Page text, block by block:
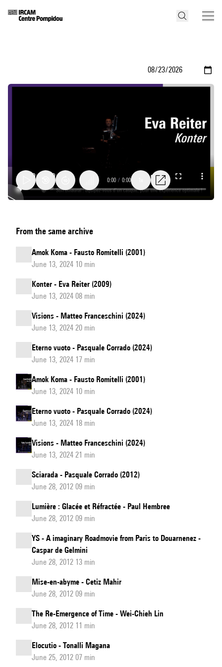
0:00 / 0:00
From the same archive
Amok Koma - Fausto Romitelli (2001)
June 13, 2024 10 min
Konter - Eva Reiter (2009)
June 13, 2024 08 min
Visions - Matteo Franceschini (2024)
June 13, 2024 20 min
Eterno vuoto - Pasquale Corrado (2024)
June 13, 2024 17 min
Amok Koma - Fausto Romitelli (2001)
June 13, 2024 10 min
Eterno vuoto - Pasquale Corrado (2024)
June 13, 2024 18 min
Visions - Matteo Franceschini (2024)
June 13, 2024 21 min
Sciarada - Pasquale Corrado (2012)
June 28, 2012 09 min
Lumière : Glacée et Réfractée - Paul Hembree
June 28, 2012 09 min
YS - A imaginary Roadmovie from Paris to Douarnenez -
Caspar de Gelmini
June 28, 2012 13 min
Mise-en-abyme - Cetiz Mahir
June 28, 2012 09 min
The Re-Emergence of Time - Wei-Chieh Lin
June 28, 2012 11 min
Elocutio - Tonalli Magana
June 25, 2012 07 min